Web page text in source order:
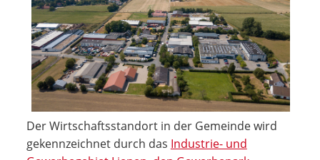
Der Wirtschaftsstandort in der Gemeinde wird
gekennzeichnet durch das Industrie- und